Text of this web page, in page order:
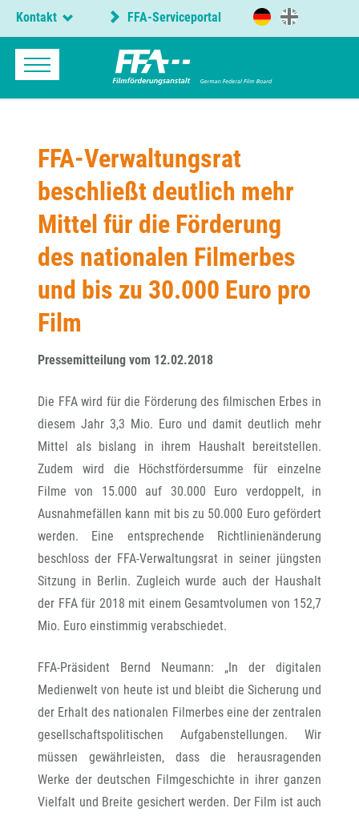
Kontakt FFA-Serviceportal
FFA-Verwaltungsrat
beschließt deutlich mehr
Mittel für die Förderung
des nationalen Filmerbes
und bis zu 30.000 Euro pro
Film
Pressemitteilung vom 12.02.2018
Die FFA wird für die Förderung des filmischen Erbes in
diesem Jahr 3,3 Mio. Euro und damit deutlich mehr
Mittel als bislang in ihrem Haushalt bereitstellen.
Zudem wird die Höchstfördersumme für einzelne
Filme von 15.000 auf 30.000 Euro verdoppelt, in
Ausnahmefällen kann mit bis zu 50.000 Euro gefördert
werden. Eine entsprechende Richtlinienänderung
beschloss der FFA-Verwaltungsrat in seiner jüngsten
Sitzung in Berlin. Zugleich wurde auch der Haushalt
der FFA für 2018 mit einem Gesamtvolumen von 152,7
Mio. Euro einstimmig verabschiedet.
FFA-Präsident Bernd Neumann: „In der digitalen
Medienwelt von heute ist und bleibt die Sicherung und
der Erhalt des nationalen Filmerbes eine der zentralen
gesellschaftspolitischen Aufgabenstellungen. Wir
müssen gewährleisten, dass die herausragenden
Werke der deutschen Filmgeschichte in ihrer ganzen
Vielfalt und Breite gesichert werden. Der Film ist auch